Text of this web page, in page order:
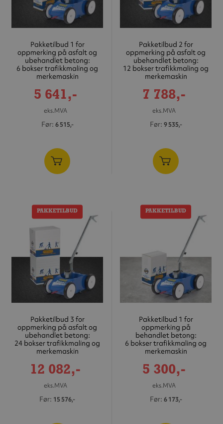
Pakketilbud 1 for
oppmerking på asfalt og
ubehandlet betong:
6 bokser trafikkmaling og
merkemaskin
Tilbudspris
5 641,-
eks.MVA
Før 6 515,-
Pakketilbud 2 for
oppmerking på asfalt og
ubehandlet betong:
12 bokser trafikkmaling og
merkemaskin
Tilbudspris
7 788,-
eks.MVA
Før 9 535,-
PAKKETILBUD
Pakketilbud 3 for
oppmerking på asfalt og
ubehandlet betong:
24 bokser trafikkmaling og
merkemaskin
Tilbudspris
12 082,-
eks.MVA
Før 15 576,-
PAKKETILBUD
Pakketilbud 1 for
oppmerking på
behandlet betong:
6 bokser trafikkmaling og
merkemaskin
Tilbudspris
5 300,-
eks.MVA
Før 6 173,-